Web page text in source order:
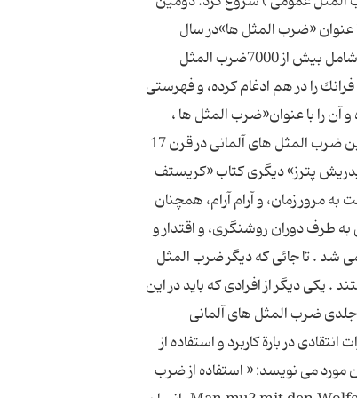
عنوان «ضرب المثل ها»در سال
1541میلا دی به دست چاپ سپرد ، كه در همان سال نیز جلد دومی به آن افزود . این دو مجلد، شامل بیش از 7000ضرب المثل
آگریكولا و سباستین فرانك را در هم ادغام كرده، و فهرستی
آن را با عنوان«ضرب المثل ها ،
سخنوری زیبا و دانائی »، در این راستا باید از دو اثر دیگر نیز نام برد که در سنت جمع آوری و تدوین ضرب المثل های آلمانی در قرن 17
پترز» دیگری کتاب «كریستف
را شامل می شده است به مرور زمان، و آرام آرام، همچنان
طرف دوران روشنگری، و اقتدار و
شد . تا جائی كه دیگر ضرب المثل
یكی دیگر از افرادی كه باید در این
ضرب المثل های آلمانی
ضرب المثل می باشد. نظرات انتقادی در بارة كاربرد و استفاده از
گذشته زیاد بوده اند . «كارل فریدریش ویلهلم واندر»در سال 1872در این مورد می نویسد: « استفاده از ضرب